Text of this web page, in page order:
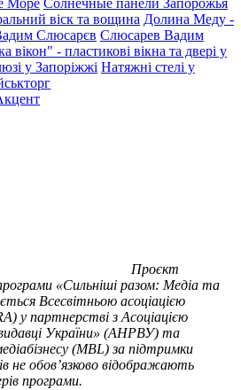
Море Солнечные панели Запорожья
віск та вощина Долина Меду -
Слюсарєв Слюсарев Вадим
вікон" - пластикові вікна та двері у
у Запоріжжі Натяжні стелі у
Проєкт
«Сильніші разом: Медіа та
Всесвітньою асоціацією
у партнерстві з Асоціацією
видавці України» (АНРВУ) та
(MBL) за підтримки
не обов’язково відображають
програми.